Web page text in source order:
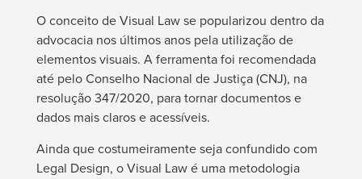
O conceito de Visual Law se popularizou dentro da
advocacia nos últimos anos pela utilização de
elementos visuais. A ferramenta foi recomendada
até pelo Conselho Nacional de Justiça (CNJ), na
resolução 347/2020, para tornar documentos e
dados mais claros e acessíveis.
Ainda que costumeiramente seja confundido com
Legal Design, o Visual Law é uma metodologia